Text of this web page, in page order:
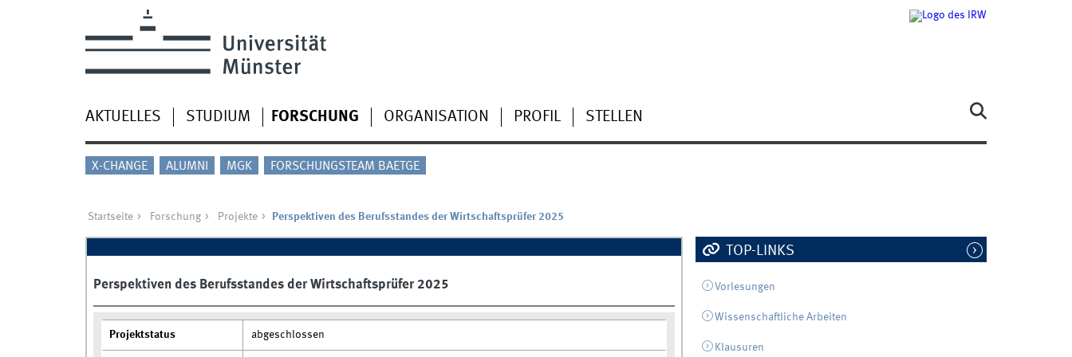
AKTUELLES STUDIUM FORSCHUNG ORGANISATION PROFIL STELLEN
X-CHANGE ALUMNI MGK FORSCHUNGSTEAM BAETGE
Startseite Forschung Projekte Perspektiven des Berufsstandes der Wirtschaftsprüfer 2025
Perspektiven des Berufsstandes der Wirtschaftsprüfer 2025
Projektstatus abgeschlossen
TOP-LINKS
Vorlesungen
Wissenschaftliche Arbeiten
Klausuren